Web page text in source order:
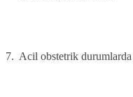
7. Acil obstetrik